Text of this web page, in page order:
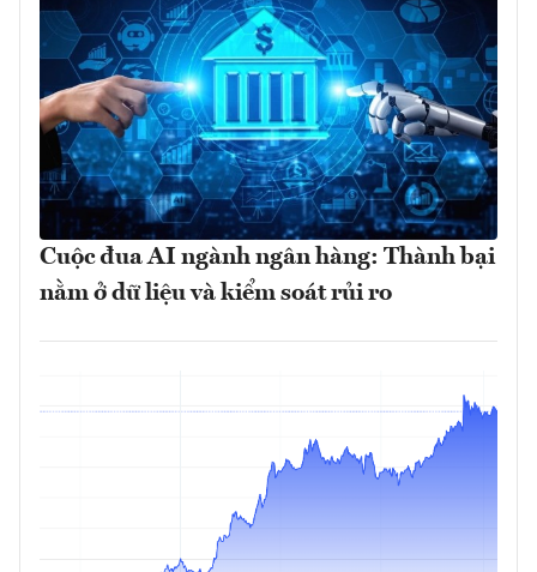
Cuộc đua AI ngành ngân hàng: Thành bại
nằm ở dữ liệu và kiểm soát rủi ro